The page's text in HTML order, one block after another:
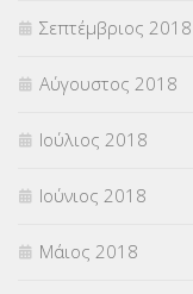
Σεπτέμβριος 2018
Αύγουστος 2018
Ιούλιος 2018
Ιούνιος 2018
Μάιος 2018